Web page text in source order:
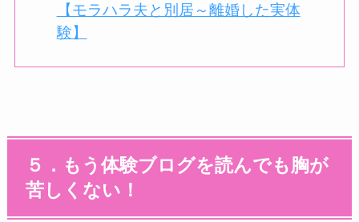
【モラハラ夫と別居～離婚した実体
験】
５．もう体験ブログを読んでも胸が
苦しくない！